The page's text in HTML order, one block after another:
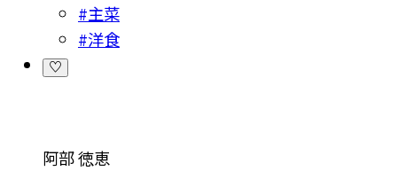
#主菜
#洋食
阿部 徳恵